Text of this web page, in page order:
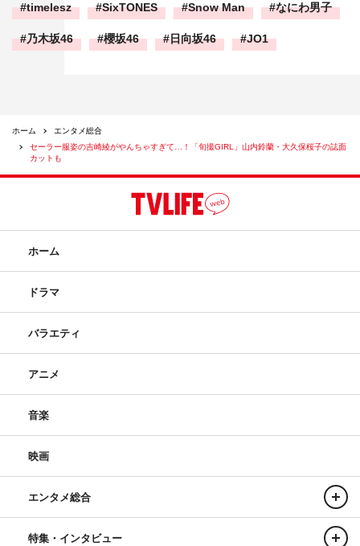
森日菜美 鹿目凛
timelesz SixTONES Snow Man なにわ男子
乃木坂46 櫻坂46 日向坂46 JO1
ホーム
エンタメ総合
セーラー服姿の吉崎綾がやんちゃすぎて…！「旬撮GIRL」山内鈴蘭・大久保桜子の誌面
カットも
ホーム
ドラマ
バラエティ
アニメ
音楽
映画
エンタメ総合
特集・インタビュー